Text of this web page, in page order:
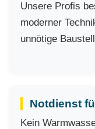
Unsere Profis
moderner
unnötige
Notdienst
Kein